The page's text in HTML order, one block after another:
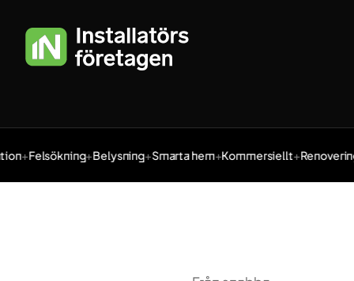
Felsökning Belysning Smarta hem Kommersiellt Renovering